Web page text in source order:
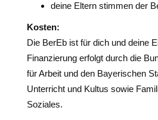
deine Eltern stimmen der
Kosten:
Die BerEb ist für dich und deine
Finanzierung erfolgt durch die
für Arbeit und den Bayerischen
Unterricht und Kultus sowie
Soziales.